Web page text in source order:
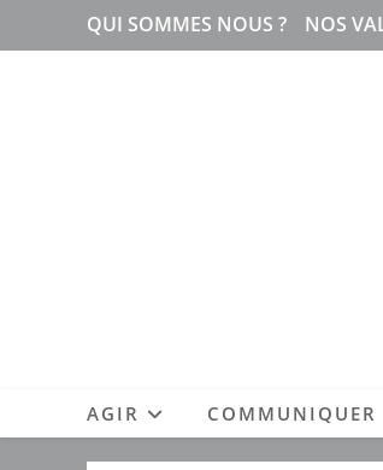
QUI SOMMES NOUS ? NOS
AGIR COMMUNIQUER